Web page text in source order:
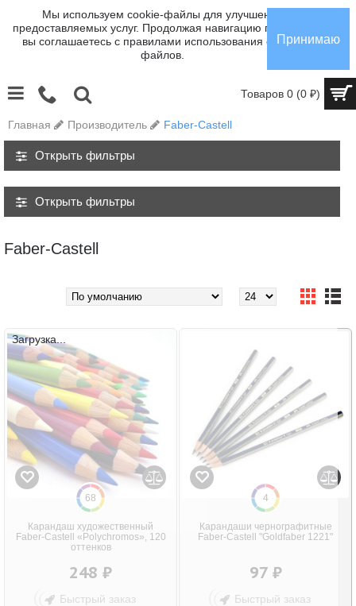
Мы используем cookie-файлы для улучшения
предоставляемых услуг. Продолжая навигацию по сайту,
вы соглашаетесь с правилами использования cookie-
файлов.
Принимаю
Товаров 0 (0 ₽)
Главная Производитель Faber-Castell
Открыть фильтры
Открыть фильтры
Faber-Castell
68
Карандаш художественный
Faber-Castell «Polychromos», 120
оттенков
248 ₽
Быстрый заказ
4
Карандаши чернографитные
Faber-Castell "Goldfaber 1221"
97 ₽
Быстрый заказ
Загрузка...